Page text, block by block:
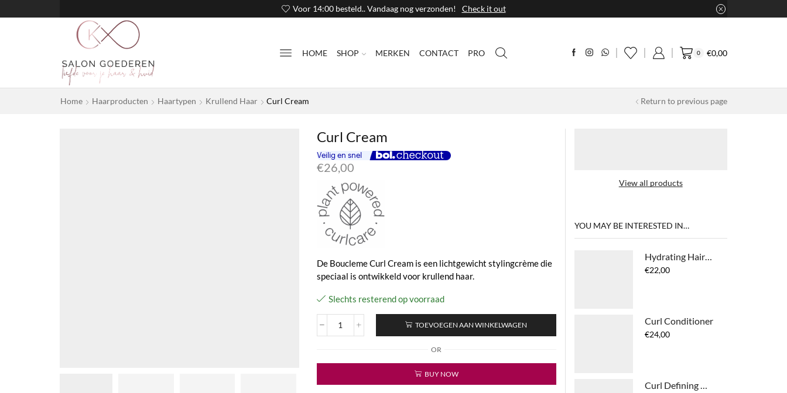
Voor 14:00 besteld.. Vandaag nog verzonden! Check it out
HOME SHOP MERKEN CONTACT PRO 0 €0,00
Home Haarproducten Haartypen Krullend Haar Curl Cream Return to previous page
Curl Cream
€26,00
De Boucleme Curl Cream is een lichtgewicht stylingcrème die
speciaal is ontwikkeld voor krullend haar.
Slechts resterend op voorraad
Curl
TOEVOEGEN AAN WINKELWAGEN
OR
BUY NOW
View all products
YOU MAY BE INTERESTED IN…
Hydrating Hair Cleanser
€22,00
Curl Conditioner
€24,00